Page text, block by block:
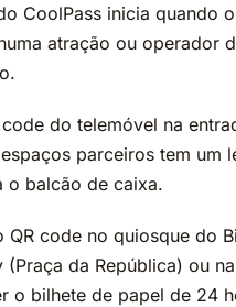
CoolPass inicia quando o
atração ou operador
do telemóvel na
parceiros tem um
balcão de caixa.
QR code no quiosque do
(Praça da República) ou
o bilhete de papel de 24